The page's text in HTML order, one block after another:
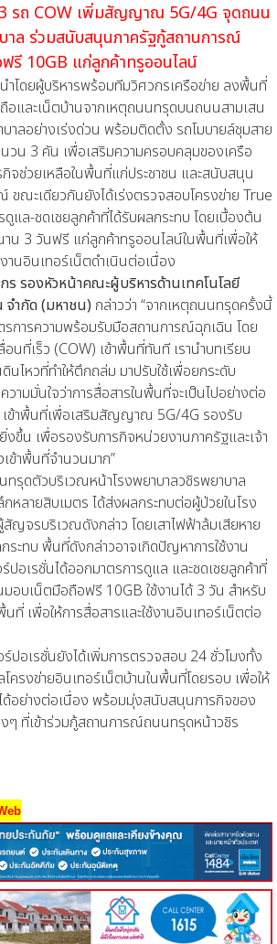
3 รถ COW เพิ่มสัญญาณ 5G/4G จุดถนน
าล ร่วมสนับสนุนภาครัฐกู้สถานการณ์
รี 10GB แก่ลูกค้าทรูออนไลน์
ดยผู้บริหารพร้อมทีมวิศวกรเครือข่าย ลงพื้นที่
ละเน็ตบ้านจากเหตุถนนทรุดบนถนนสามเสน
บาลอย่างเร่งด่วน พร้อมติดตั้ง รถโมบายล์ชุมสาย
วน 3 คัน เพื่อเสริมความครอบคลุมของเครือ
จช่วยเหลือในพื้นที่แก่ประชาชน และสนับสนุน
ขณะเดียวกันยังได้เร่งตรวจสอบโครงข่าย True
แล-ชดเชยลูกค้าที่ได้รับผลกระทบ โดยเบื้องต้น
น 3 วันฟรี แก่ลูกค้าทรูออนไลน์ในพื้นที่เพื่อให้
านอินเทอร์เน็ตดำเนินต่อเนื่อง
องหัวหน้าคณะผู้บริหารด้านเทคโนโลยี
ำกัด (มหาชน) กล่าวว่า “จากเหตุถนนทรุดครั้งนี้
ตรการความพร้อมรับมือสถานการณ์ฉุกเฉิน โดย
นที่เร็ว (COW) เข้าพื้นที่ทันที เรานำบทเรียน
ไหวที่ทำให้ตึกถล่ม มาปรับใช้เพื่อยกระดับ
ามมั่นใจว่าการสื่อสารในพื้นที่จะเป็นไปอย่างต่อ
เข้าพื้นที่เพื่อเสริมสัญญาณ 5G/4G รองรับ
งขึ้น เพื่อรองรับภารกิจหน่วยงานภาครัฐและเจ้า
ข้าพื้นที่จำนวนมาก”
ตัวบริเวณหน้าโรงพยาบาลวชิรพยาบาล
หลายสิบเมตร ได้ส่งผลกระทบต่อผู้ป่วยในโรง
สัญจรบริเวณดังกล่าว โดยเสาไฟฟ้าล้มเสียหาย
ระทบ พื้นที่ดังกล่าวอาจเกิดปัญหาการใช้งาน
ปอเรชั่นได้ออกมาตรการดูแล และชดเชยลูกค้าที่
อบเน็ตมือถือฟรี 10GB ใช้งานได้ 3 วัน สำหรับ
ที่ เพื่อให้การสื่อสารและใช้งานอินเทอร์เน็ตต่อ
รชั่นยังได้เพิ่มการตรวจสอบ 24 ชั่วโมงทั้ง
งข่ายอินเทอร์เน็ตบ้านในพื้นที่โดยรอบ เพื่อให้
ได้อย่างต่อเนื่อง พร้อมมุ่งสนับสนุนภารกิจของ
ๆ ที่เข้าร่วมกู้สถานการณ์ถนนทรุดหน้าวชิร